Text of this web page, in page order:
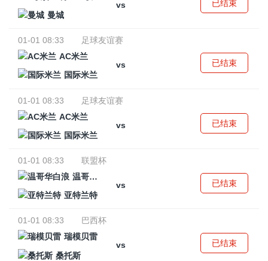
vs
曼城
已结束
01-01 08:33
足球友谊赛
AC米兰
vs
国际米兰
已结束
01-01 08:33
足球友谊赛
AC米兰
vs
国际米兰
已结束
01-01 08:33
联盟杯
温哥华白浪
vs
亚特兰特
已结束
01-01 08:33
巴西杯
瑞模贝雷
vs
桑托斯
已结束